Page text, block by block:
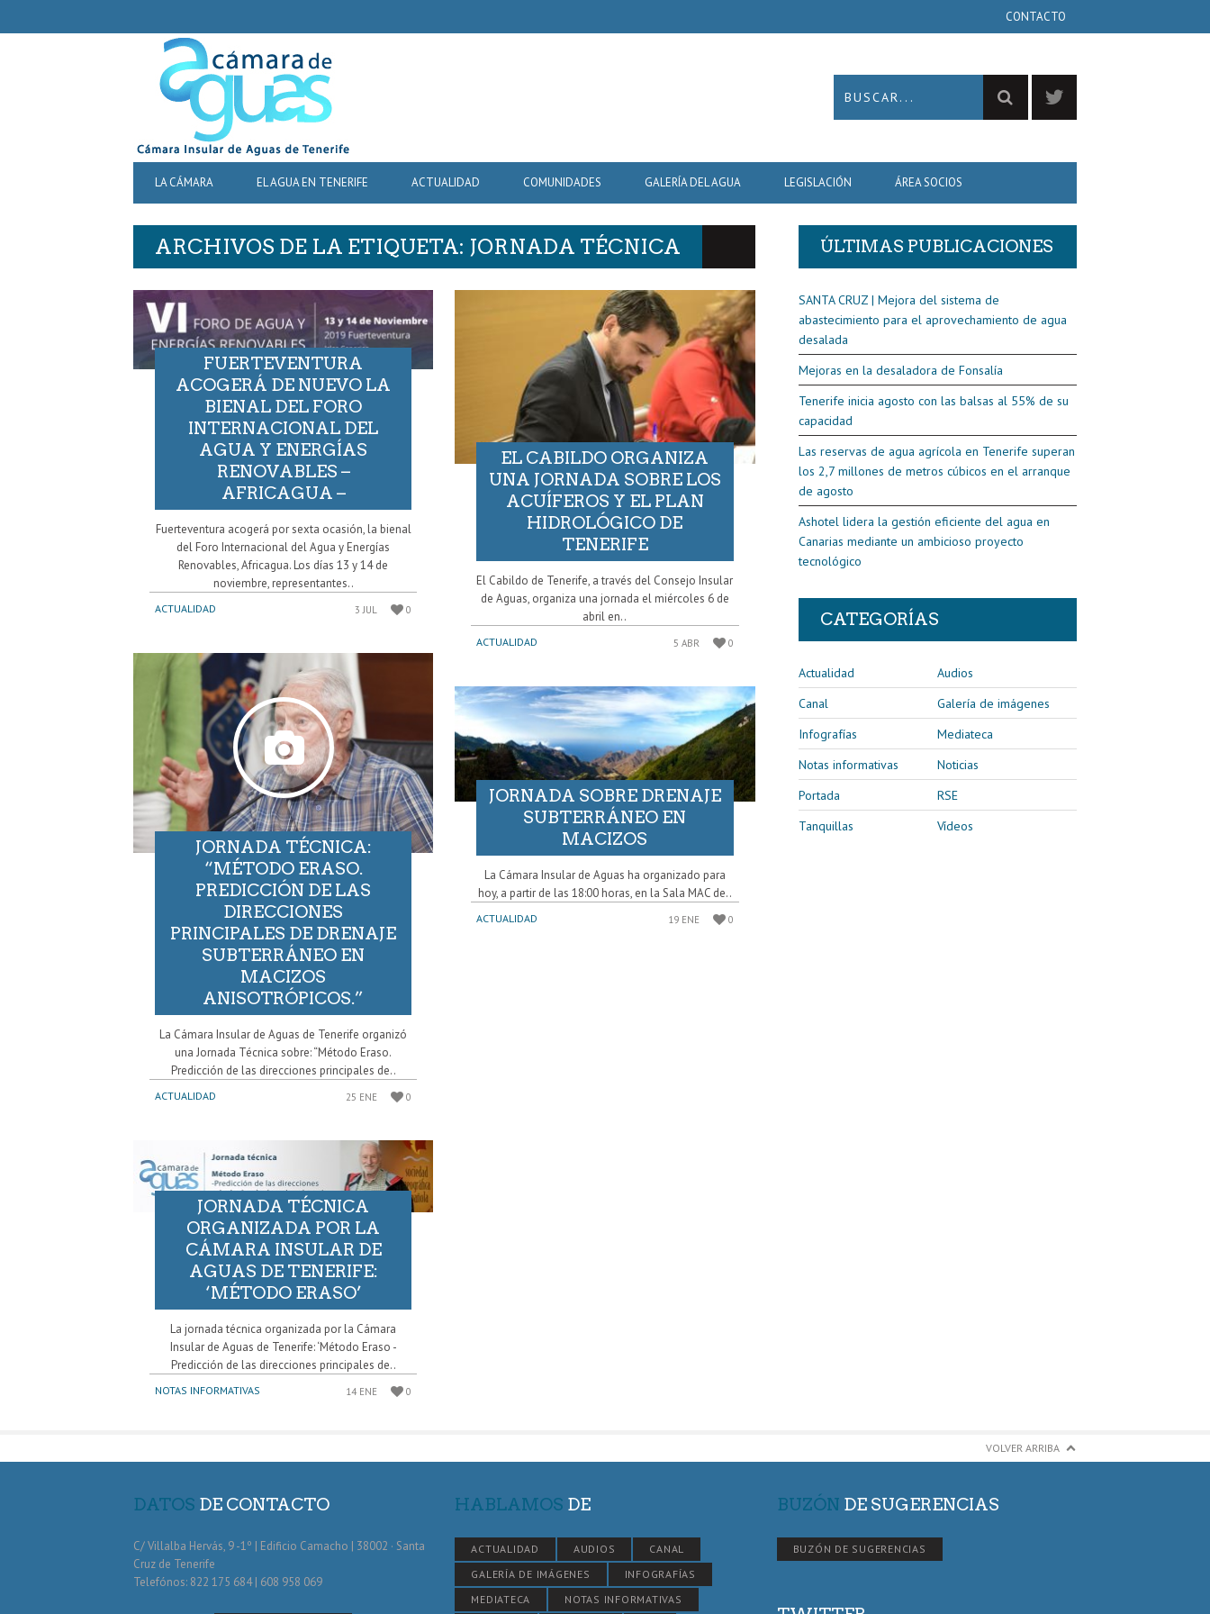
NAVIGATION
CONTACTO
PRIMARY
NAVIGATION
LA CÁMARA EL AGUA EN TENERIFE ACTUALIDAD COMUNIDADES GALERÍA DEL AGUA LEGISLACIÓN ÁREA SOCIOS
ARCHIVOS DE LA ETIQUETA: JORNADA TÉCNICA
FUERTEVENTURA
ACOGERÁ DE NUEVO LA
BIENAL DEL FORO
INTERNACIONAL DEL
AGUA Y ENERGÍAS
RENOVABLES –
AFRICAGUA –
Fuerteventura acogerá por sexta ocasión, la bienal
del Foro Internacional del Agua y Energías
Renovables, Africagua. Los días 13 y 14 de
noviembre, representantes..
ACTUALIDAD 3 JUL 0
JORNADA TÉCNICA:
“MÉTODO ERASO.
PREDICCIÓN DE LAS
DIRECCIONES
PRINCIPALES DE DRENAJE
SUBTERRÁNEO EN
MACIZOS
ANISOTRÓPICOS.”
La Cámara Insular de Aguas de Tenerife organizó
una Jornada Técnica sobre: “Método Eraso.
Predicción de las direcciones principales de..
ACTUALIDAD 25 ENE 0
JORNADA TÉCNICA
ORGANIZADA POR LA
CÁMARA INSULAR DE
AGUAS DE TENERIFE:
‘MÉTODO ERASO’
La jornada técnica organizada por la Cámara
Insular de Aguas de Tenerife: ‘Método Eraso -
Predicción de las direcciones principales de..
NOTAS INFORMATIVAS 14 ENE 0
EL CABILDO ORGANIZA
UNA JORNADA SOBRE LOS
ACUÍFEROS Y EL PLAN
HIDROLÓGICO DE
TENERIFE
El Cabildo de Tenerife, a través del Consejo Insular
de Aguas, organiza una jornada el miércoles 6 de
abril en..
ACTUALIDAD 5 ABR 0
JORNADA SOBRE DRENAJE
SUBTERRÁNEO EN
MACIZOS
La Cámara Insular de Aguas ha organizado para
hoy, a partir de las 18:00 horas, en la Sala MAC de..
ACTUALIDAD 19 ENE 0
ÚLTIMAS PUBLICACIONES
SANTA CRUZ | Mejora del sistema de
abastecimiento para el aprovechamiento de agua
desalada
Mejoras en la desaladora de Fonsalía
Tenerife inicia agosto con las balsas al 55% de su
capacidad
Las reservas de agua agrícola en Tenerife superan
los 2,7 millones de metros cúbicos en el arranque
de agosto
Ashotel lidera la gestión eficiente del agua en
Canarias mediante un ambicioso proyecto
tecnológico
CATEGORÍAS
Actualidad
Audios
Canal
Galería de imágenes
Infografías
Mediateca
Notas informativas
Noticias
Portada
RSE
Tanquillas
Vídeos
VOLVER ARRIBA
DATOS DE CONTACTO
C/ Villalba Hervás, 9 -1º | Edificio Camacho | 38002 · Santa
Cruz de Tenerife
Telefónos: 822 175 684 | 608 958 069
HABLAMOS DE
ACTUALIDAD AUDIOS
CANAL
GALERÍA DE IMÁGENES
INFOGRAFÍAS
MEDIATECA
NOTAS INFORMATIVAS
BUZÓN DE SUGERENCIAS
BUZÓN DE SUGERENCIAS